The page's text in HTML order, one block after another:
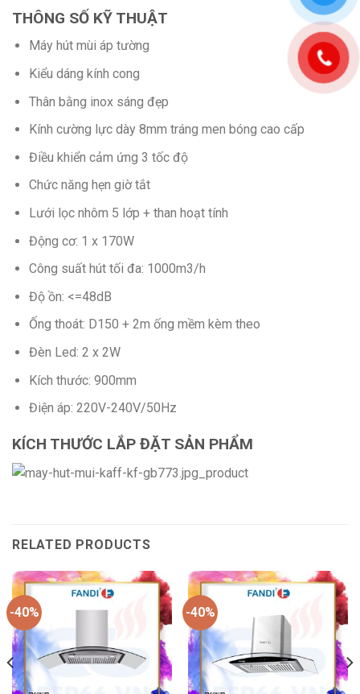
THÔNG SỐ KỸ THUẬT
Máy hút mùi áp tường
Kiểu dáng kính cong
Thân bằng inox sáng đẹp
Kính cường lực dày 8mm tráng men bóng cao cấp
Điều khiển cảm ứng 3 tốc độ
Chức năng hẹn giờ tắt
Lưới lọc nhôm 5 lớp + than hoạt tính
Động cơ: 1 x 170W
Công suất hút tối đa: 1000m3/h
Độ ồn: <=48dB
Ống thoát: D150 + 2m ống mềm kèm theo
Đèn Led: 2 x 2W
Kích thước: 900mm
Điện áp: 220V-240V/50Hz
KÍCH THƯỚC LẮP ĐẶT SẢN PHẨM
RELATED PRODUCTS
-40% -40%